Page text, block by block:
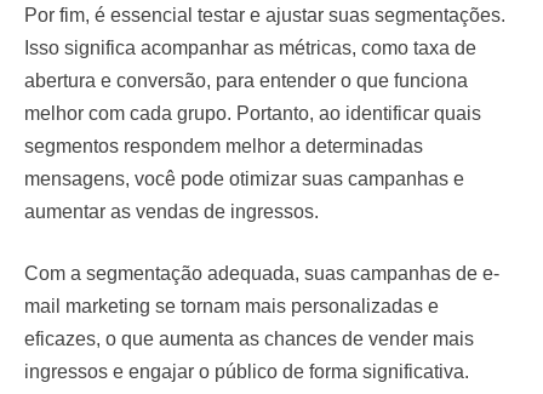
Por fim, é essencial testar e ajustar suas segmentações.
Isso significa acompanhar as métricas, como taxa de
abertura e conversão, para entender o que funciona
melhor com cada grupo. Portanto, ao identificar quais
segmentos respondem melhor a determinadas
mensagens, você pode otimizar suas campanhas e
aumentar as vendas de ingressos.
Com a segmentação adequada, suas campanhas de e-
mail marketing se tornam mais personalizadas e
eficazes, o que aumenta as chances de vender mais
ingressos e engajar o público de forma significativa.